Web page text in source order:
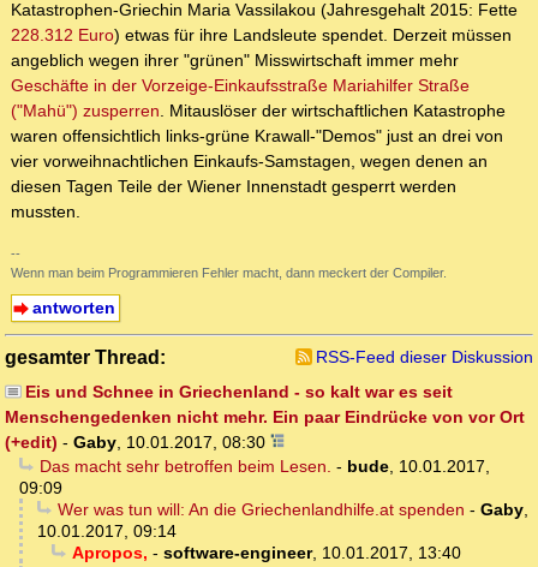
Katastrophen-Griechin Maria Vassilakou (Jahresgehalt 2015: Fette
228.312 Euro) etwas für ihre Landsleute spendet. Derzeit müssen
angeblich wegen ihrer "grünen" Misswirtschaft immer mehr
Geschäfte in der Vorzeige-Einkaufsstraße Mariahilfer Straße
("Mahü") zusperren. Mitauslöser der wirtschaftlichen Katastrophe
waren offensichtlich links-grüne Krawall-"Demos" just an drei von
vier vorweihnachtlichen Einkaufs-Samstagen, wegen denen an
diesen Tagen Teile der Wiener Innenstadt gesperrt werden
mussten.
--
Wenn man beim Programmieren Fehler macht, dann meckert der Compiler.
antworten
gesamter Thread:
RSS-Feed dieser Diskussion
Eis und Schnee in Griechenland - so kalt war es seit
Menschengedenken nicht mehr. Ein paar Eindrücke von vor Ort
(+edit) - Gaby, 10.01.2017, 08:30
Das macht sehr betroffen beim Lesen. - bude, 10.01.2017,
09:09
Wer was tun will: An die Griechenlandhilfe.at spenden - Gaby,
10.01.2017, 09:14
Apropos, - software-engineer, 10.01.2017, 13:40